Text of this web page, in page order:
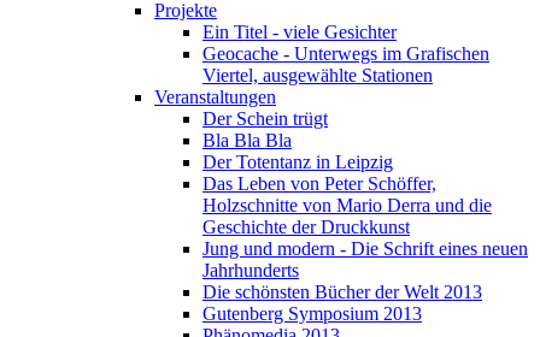
Projekte
Ein Titel - viele Gesichter
Geocache - Unterwegs im Grafischen
Viertel, ausgewählte Stationen
Veranstaltungen
Der Schein trügt
Bla Bla Bla
Der Totentanz in Leipzig
Das Leben von Peter Schöffer,
Holzschnitte von Mario Derra und die
Geschichte der Druckkunst
Jung und modern - Die Schrift eines neuen
Jahrhunderts
Die schönsten Bücher der Welt 2013
Gutenberg Symposium 2013